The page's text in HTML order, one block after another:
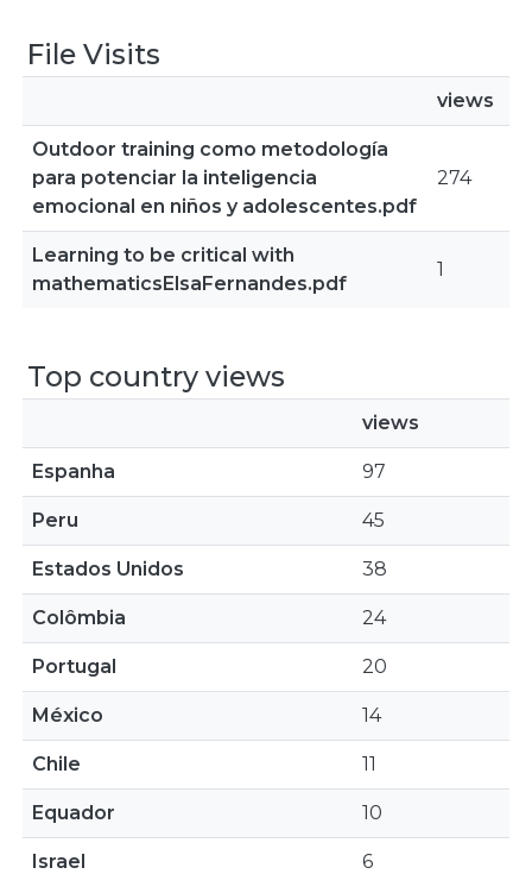
File Visits
views
Outdoor training como metodología
para potenciar la inteligencia
emocional en niños y adolescentes.pdf
274
Learning to be critical with
mathematicsElsaFernandes.pdf
1
Top country views
views
Espanha 97
Peru 45
Estados Unidos 38
Colômbia 24
Portugal 20
México 14
Chile 11
Equador 10
Israel 6